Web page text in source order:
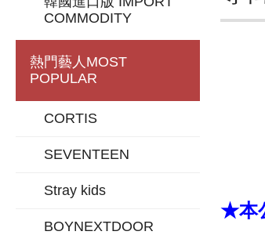
COMMODITY
熱門藝人 MOST
POPULAR
CORTIS
SEVENTEEN
Stray kids
BOYNEXTDOOR
★本